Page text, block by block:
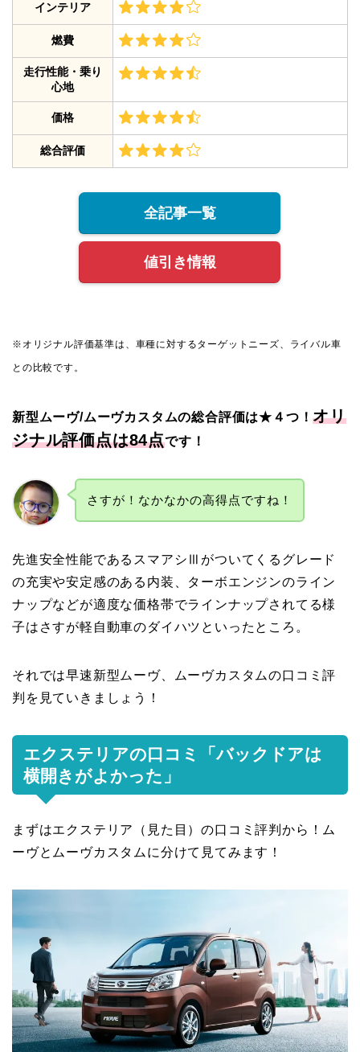
インテリア
燃費
走行性能・乗り
心地
価格
総合評価
全記事一覧
値引き情報
※オリジナル評価基準は、車種に対するターゲットニーズ、ライバル車
との比較です。
新型ムーヴ/ムーヴカスタムの総合評価は★４つ！オリ
ジナル評価点は84点です！
さすが！なかなかの高得点ですね！
先進安全性能であるスマアシⅢがついてくるグレード
の充実や安定感のある内装、ターボエンジンのライン
ナップなどが適度な価格帯でラインナップされてる様
子はさすが軽自動車のダイハツといったところ。
それでは早速新型ムーヴ、ムーヴカスタムの口コミ評
判を見ていきましょう！
エクステリアの口コミ「バックドアは
横開きがよかった」
まずはエクステリア（見た目）の口コミ評判から！ム
ーヴとムーヴカスタムに分けて見てみます！